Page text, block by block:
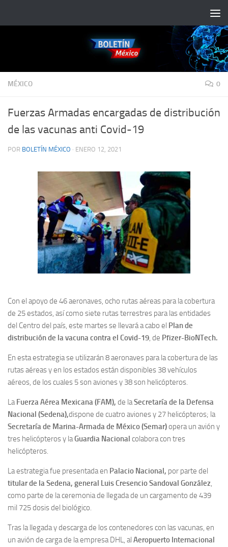
MÉXICO 0
Fuerzas Armadas encargadas de distribución
de las vacunas anti Covid-19
POR BOLETÍN MÉXICO · ENERO 12, 2021
Con el apoyo de 46 aeronaves, ocho rutas aéreas para la cobertura
de 25 estados, así como siete rutas terrestres para las entidades
del Centro del país, este martes se llevará a cabo el Plan de
distribución de la vacuna contra el Covid-19, de Pfizer-BioNTech.
En esta estrategia se utilizarán 8 aeronaves para la cobertura de las
rutas aéreas y en los estados están disponibles 38 vehículos
aéreos, de los cuales 5 son aviones y 38 son helicópteros.
LaFuerza Aérea Mexicana (FAM), de laSecretaría de la Defensa
Nacional (Sedena),dispone de cuatro aviones y 27 helicópteros; la
Secretaría de Marina-Armada de México (Semar)opera un avión y
tres helicópteros y laGuardia Nacional colabora con tres
helicópteros.
La estrategia fue presentada en Palacio Nacional, por parte del
titular de la Sedena, general Luis Cresencio Sandoval González,
como parte de la ceremonia de llegada de un cargamento de 439
mil 725 dosis del biológico.
Tras la llegada y descarga de los contenedores con las vacunas, en
un avión de carga de la empresa DHL, al Aeropuerto Internacional